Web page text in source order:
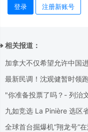
登录 注册新账号
相关报道：
加拿大不仅希望允许中国
最新民调！沈观健暂时领
"你准备投票了吗？- 列治
九如竞选 La Pinière 选区
全球首台掘爆机“翔龙号”